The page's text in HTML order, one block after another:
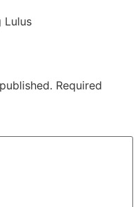
Lulus
Required